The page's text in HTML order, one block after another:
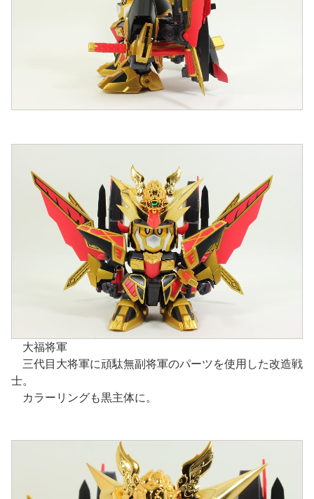
大福将軍
三代目大将軍に頑駄無副将軍のパーツを使用した改造戦
士。
カラーリングも黒主体に。